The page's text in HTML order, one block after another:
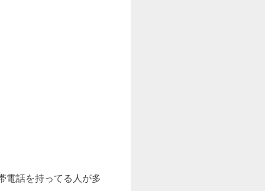
電話を持ってる人が多